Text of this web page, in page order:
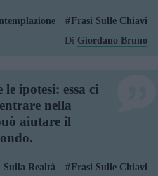
Frasi Sulle Chiavi
Di Giordano Bruno
ipotesi: essa ci
nella
aiutare il
Sulla Realtà
Frasi Sulle Chiavi